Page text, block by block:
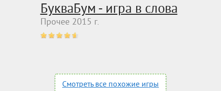
БукваБум - игра в слова
Прочее 2015 г.
Смотреть все похожие игры